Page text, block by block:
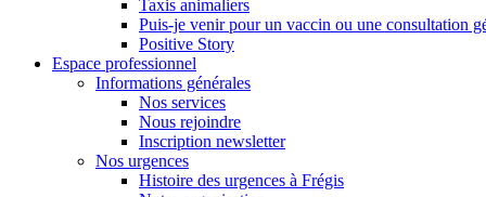
Taxis animaliers
Puis-je venir pour un vaccin ou une consultation
Positive Story
Espace professionnel
Informations générales
Nos services
Nous rejoindre
Inscription newsletter
Nos urgences
Histoire des urgences à Frégis